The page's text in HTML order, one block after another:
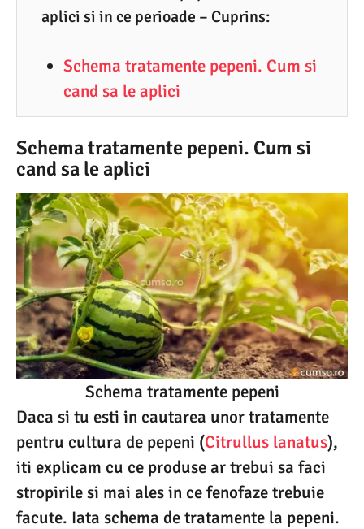
0
2
1
aplici si in ce perioade – Cuprins:
Schema tratamente pepeni. Cum si
cand sa le aplici
Schema tratamente pepeni. Cum si
cand sa le aplici
Schema tratamente pepeni
Daca si tu esti in cautarea unor tratamente
pentru cultura de pepeni (Citrullus lanatus),
iti explicam cu ce produse ar trebui sa faci
stropirile si mai ales in ce fenofaze trebuie
facute. Iata schema de tratamente la pepeni.